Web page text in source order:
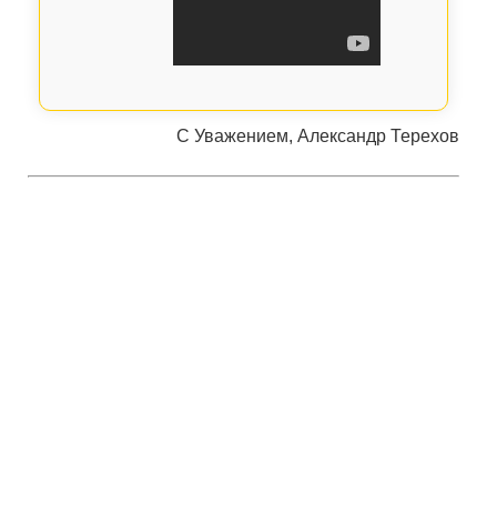
С Уважением, Александр Терехов